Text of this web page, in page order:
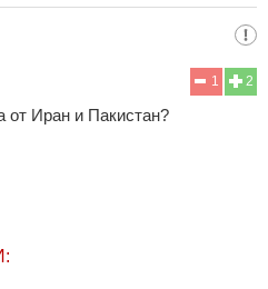
2
1
от Иран и Пакистан?